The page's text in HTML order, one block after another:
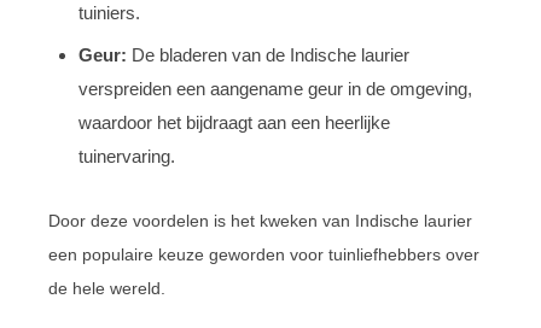
tuiniers.
Geur: De bladeren van de Indische laurier
verspreiden een aangename geur in de omgeving,
waardoor het bijdraagt aan een heerlijke
tuinervaring.
Door deze voordelen is het kweken van Indische laurier
een populaire keuze geworden voor tuinliefhebbers over
de hele wereld.